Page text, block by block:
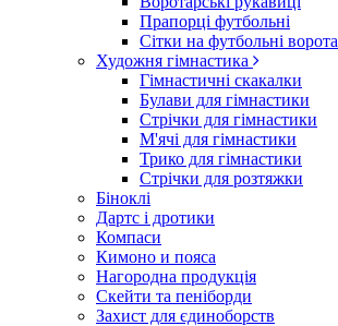
Прапорці футбольні
Сітки на футбольні ворота
Художня гімнастика
Гімнастичні скакалки
Булави для гімнастики
Стрічки для гімнастики
М'ячі для гімнастики
Трико для гімнастики
Стрічки для розтяжки
Біноклі
Дартс і дротики
Компаси
Кимоно и пояса
Нагородна продукція
Скейти та пеніборди
Захист для єдиноборств